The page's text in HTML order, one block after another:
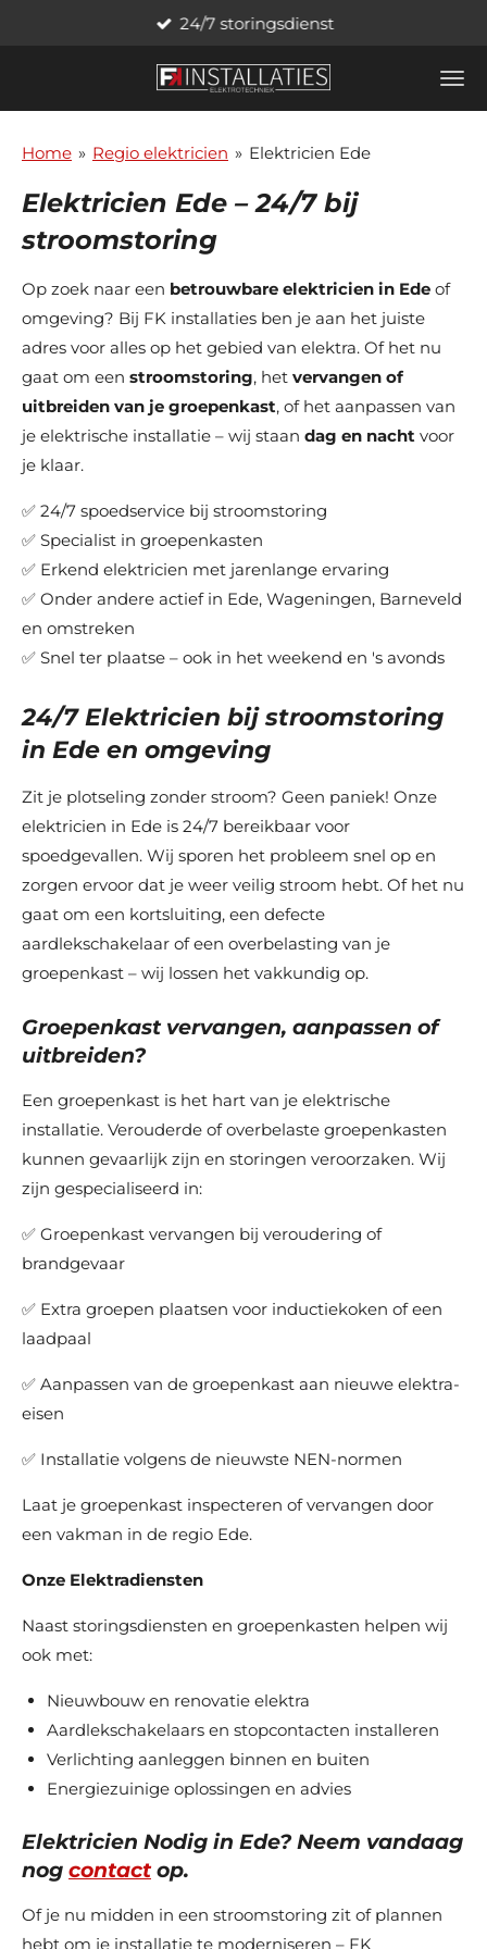
de
24/7 storingsdienst
Home » Regio elektricien » Elektricien Ede
Elektricien Ede – 24/7 bij
stroomstoring
Op zoek naar een betrouwbare elektricien in Ede of
omgeving? Bij FK installaties ben je aan het juiste
adres voor alles op het gebied van elektra. Of het nu
gaat om een stroomstoring, het vervangen of
uitbreiden van je groepenkast, of het aanpassen van
je elektrische installatie – wij staan dag en nacht voor
je klaar.
✅ 24/7 spoedservice bij stroomstoring
✅ Specialist in groepenkasten
✅ Erkend elektricien met jarenlange ervaring
✅ Onder andere actief in Ede, Wageningen, Barneveld
en omstreken
✅ Snel ter plaatse – ook in het weekend en 's avonds
24/7 Elektricien bij stroomstoring
in Ede en omgeving
Zit je plotseling zonder stroom? Geen paniek! Onze
elektricien in Ede is 24/7 bereikbaar voor
spoedgevallen. Wij sporen het probleem snel op en
zorgen ervoor dat je weer veilig stroom hebt. Of het nu
gaat om een kortsluiting, een defecte
aardlekschakelaar of een overbelasting van je
groepenkast – wij lossen het vakkundig op.
Groepenkast vervangen, aanpassen of
uitbreiden?
Een groepenkast is het hart van je elektrische
installatie. Verouderde of overbelaste groepenkasten
kunnen gevaarlijk zijn en storingen veroorzaken. Wij
zijn gespecialiseerd in:
✅ Groepenkast vervangen bij veroudering of
brandgevaar
✅ Extra groepen plaatsen voor inductiekoken of een
laadpaal
✅ Aanpassen van de groepenkast aan nieuwe elektra-
eisen
✅ Installatie volgens de nieuwste NEN-normen
Laat je groepenkast inspecteren of vervangen door
een vakman in de regio Ede.
Onze Elektradiensten
Naast storingsdiensten en groepenkasten helpen wij
ook met:
Nieuwbouw en renovatie elektra
Aardlekschakelaars en stopcontacten installeren
Verlichting aanleggen binnen en buiten
Energiezuinige oplossingen en advies
Elektricien Nodig in Ede? Neem vandaag
nog contactop.
Of je nu midden in een stroomstoring zit of plannen
hebt om je installatie te moderniseren – FK